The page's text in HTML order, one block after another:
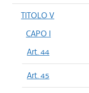
TITOLO V
CAPO I
Art. 44
Art. 45